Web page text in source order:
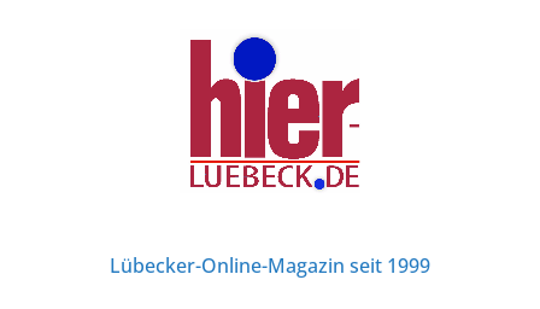
Lübecker-Online-Magazin seit 1999